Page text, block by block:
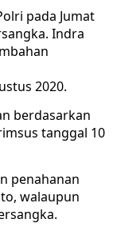
pada Jumat
Indra
2020.
berdasarkan
tanggal 10
penahanan
walaupun